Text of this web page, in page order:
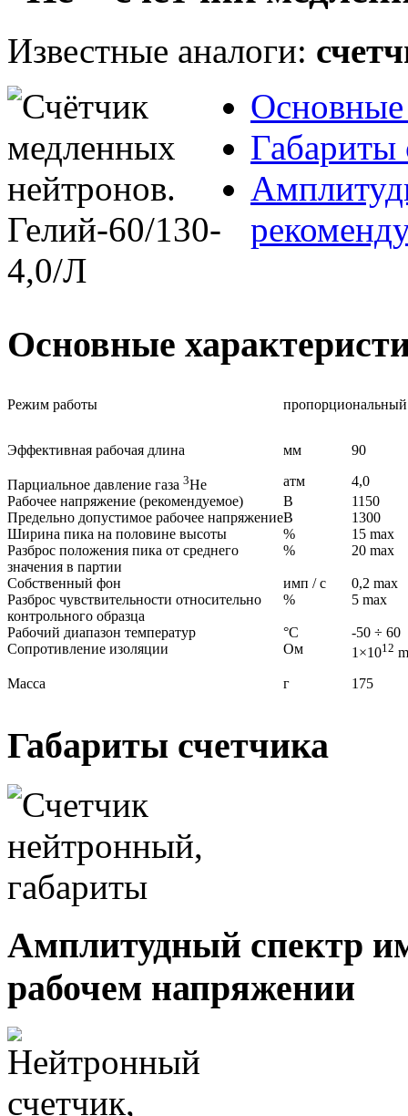
Известные аналоги:
Основные
Габариты
Основные
Режим работы пропорциональный
Эффективная рабочая длина мм 90
Парциальное давление газа 3Не атм
4,0
Рабочее напряжение (рекомендуемое)
В
1150
Предельно допустимое рабочее напряжениеВ
1300
Ширина пика на половине высоты
%
15 max
Разброс положения пика от среднего
значения в партии
% 20 max
Собственный фон имп / с
0,2 max
Разброс чувствительности относительно
контрольного образца
% 5 max
Рабочий диапазон температур °С
-50 ÷ 60
Сопротивление изоляции
Ом 1×1012
Масса
г 175
Габариты счетчика
Амплитудный спектр
рабочем напряжении